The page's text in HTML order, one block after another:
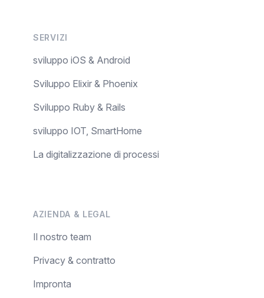
SERVIZI
sviluppo iOS & Android
Sviluppo Elixir & Phoenix
Sviluppo Ruby & Rails
sviluppo IOT, SmartHome
La digitalizzazione di processi
AZIENDA & LEGAL
Il nostro team
Privacy & contratto
Impronta